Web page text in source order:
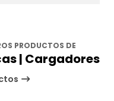
PRODUCTOS DE
| Cargadores